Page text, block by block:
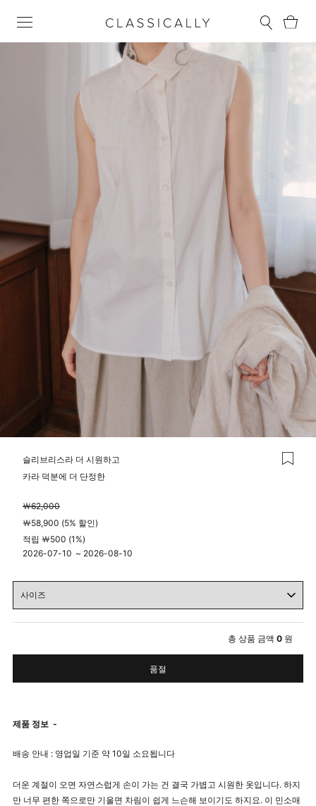
슬리브리스라 더 시원하고
카라 덕분에 더 단정한
￦62,000
￦58,900 (5% 할인)
적립 ￦500 (1%)
2026-07-10 ~ 2026-08-10
총 상품 금액 0 원
품절
제품 정보 -
배송 안내 : 영업일 기준 약 10일 소요됩니다
더운 계절이 오면 자연스럽게 손이 가는 건 결국 가볍고 시원한 옷입니다. 하지
만 너무 편한 쪽으로만 기울면 차림이 쉽게 느슨해 보이기도 하지요. 이 민소매